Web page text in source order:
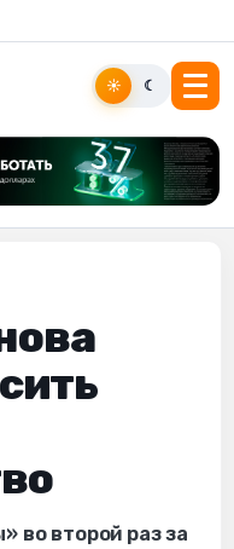
☀ ☾
во второй раз за